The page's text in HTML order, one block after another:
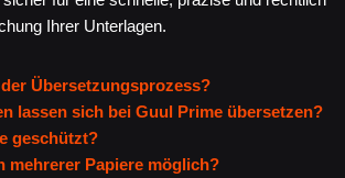
Ihrer Unterlagen.
Übersetzungsprozess?
lassen sich bei Guul Prime übersetzen?
geschützt?
mehrerer Papiere möglich?